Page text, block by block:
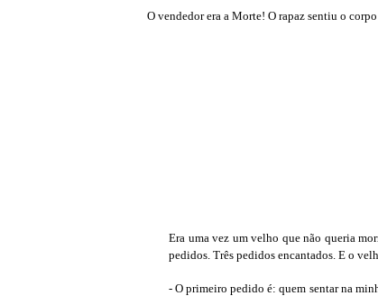
O vendedor era a Morte! O rapaz sentiu o
Era uma vez um velho que não queria
pedidos. Três pedidos encantados. E o
- O primeiro pedido é: quem sentar na